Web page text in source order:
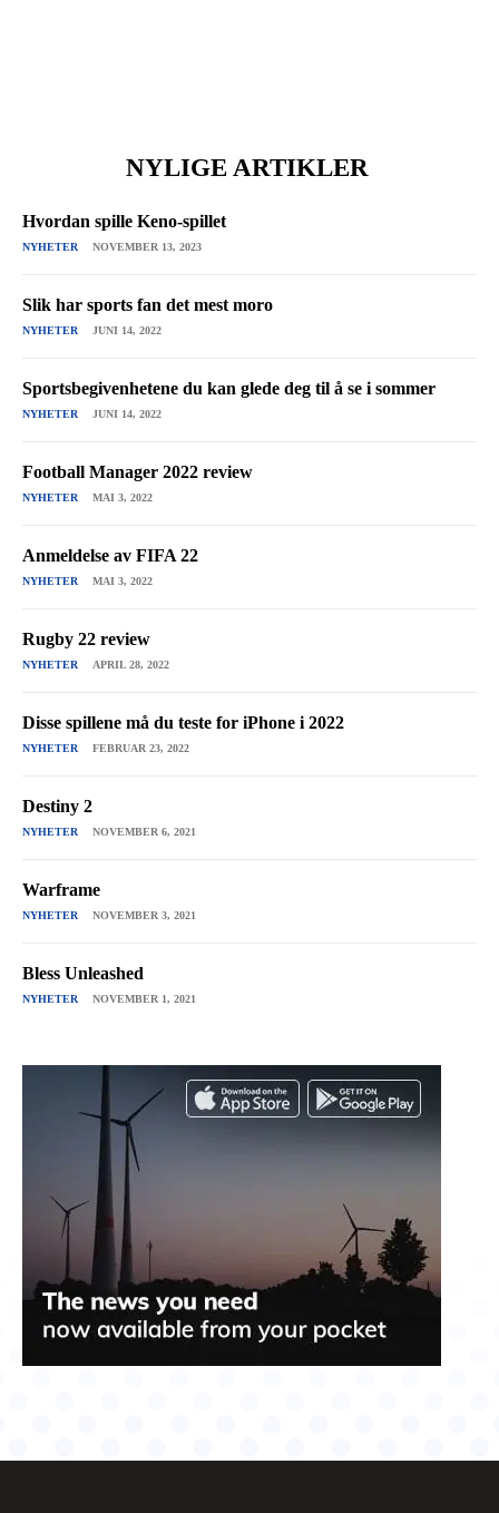
NYLIGE ARTIKLER
Hvordan spille Keno-spillet
NYHETER NOVEMBER 13, 2023
Slik har sports fan det mest moro
NYHETER JUNI 14, 2022
Sportsbegivenhetene du kan glede deg til å se i sommer
NYHETER JUNI 14, 2022
Football Manager 2022 review
NYHETER MAI 3, 2022
Anmeldelse av FIFA 22
NYHETER MAI 3, 2022
Rugby 22 review
NYHETER APRIL 28, 2022
Disse spillene må du teste for iPhone i 2022
NYHETER FEBRUAR 23, 2022
Destiny 2
NYHETER NOVEMBER 6, 2021
Warframe
NYHETER NOVEMBER 3, 2021
Bless Unleashed
NYHETER NOVEMBER 1, 2021